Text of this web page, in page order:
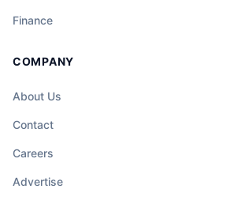
Finance
COMPANY
About Us
Contact
Careers
Advertise